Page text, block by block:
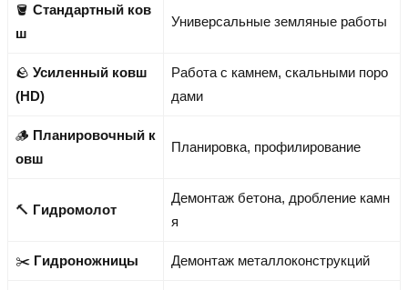
🪣 Стандартный ков
ш
Универсальные земляные работы
🪨 Усиленный ковш
(HD)
Работа с камнем, скальными поро
дами
🪵 Планировочный к
овш
Планировка, профилирование
🔨 Гидромолот
Демонтаж бетона, дробление камн
я
✂️ Гидроножницы Демонтаж металлоконструкций